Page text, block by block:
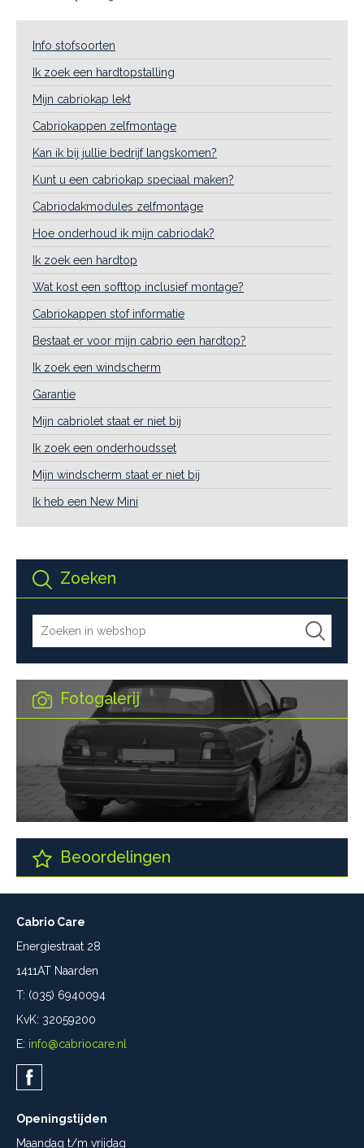
Zoeken
Fotogalerij
Beoordelingen
Info stofsoorten
Ik zoek een hardtopstalling
Mijn cabriokap lekt
Cabriokappen zelfmontage
Kan ik bij jullie bedrijf langskomen?
Kunt u een cabriokap speciaal maken?
Cabriodakmodules zelfmontage
Hoe onderhoud ik mijn cabriodak?
Ik zoek een hardtop
Wat kost een softtop inclusief montage?
Cabriokappen stof informatie
Bestaat er voor mijn cabrio een hardtop?
Ik zoek een windscherm
Garantie
Mijn cabriolet staat er niet bij
Ik zoek een onderhoudsset
Mijn windscherm staat er niet bij
Ik heb een New Mini
Cabrio Care
Energiestraat 28
1411AT Naarden
T: (035) 6940094
KvK: 32059200
E: info@cabriocare.nl
Openingstijden
Maandag t/m vrijdag